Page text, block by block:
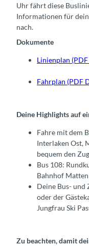
Uhr fährt diese
Informationen für
nach.
Dokumente
Linienplan
Fahrplan (PDF
Deine Highlights auf
Fahre mit dem
Interlaken Ost,
bequem den
Bus 108:
Bahnhof Matten
Deine Bus- und
oder der
Jungfrau Ski
Zu beachten, damit